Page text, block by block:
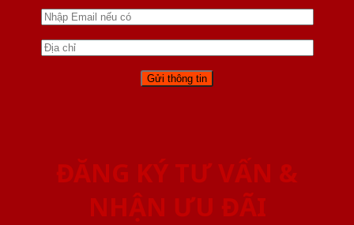
ĐĂNG KÝ TƯ VẤN &
NHẬN ƯU ĐÃI